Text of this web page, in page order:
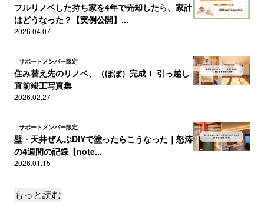
フルリノベした持ち家を4年で売却したら、家計
はどうなった？【実例公開】...
2026.04.07
サポートメンバー限定
住み替え先のリノベ、（ほぼ）完成！ 引っ越し
直前竣工写真集
2026.02.27
サポートメンバー限定
壁・天井ぜんぶDIYで塗ったらこうなった｜怒涛
の4週間の記録【note...
2026.01.15
サポートメンバー限定
もっと読む